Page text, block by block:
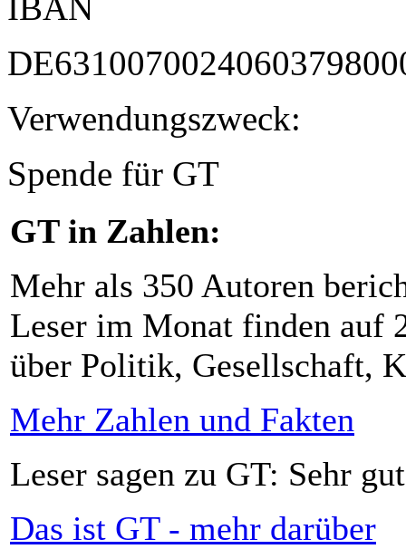
IBAN
Verwendungszweck:
Spende für GT
GT in Zahlen:
Mehr als 350 Autoren
Leser im Monat finden auf
über Politik, Gesellschaft,
Mehr Zahlen und Fakten
Leser sagen zu GT: Sehr
Das ist GT - mehr darüber